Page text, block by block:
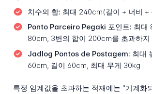
치수의 합: 최대 240cm(길이 + 너비 +
Ponto Parceiro Pegaki 포인트: 최대
80cm, 3변의 합이 200cm를 초과하지
Jadlog Pontos de Postagem: 최대
60cm, 길이 60cm, 최대 무게 30kg
특정 임계값을 초과하는 적재에는 "기계화